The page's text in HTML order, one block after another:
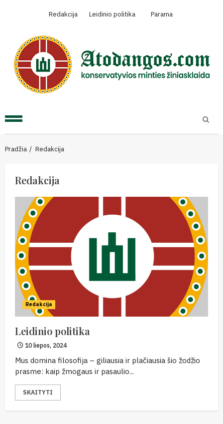
Redakcija Leidinio politika Parama
Primary
Pradžia Redakcija
Redakcija
Redakcija
Leidinio politika
10 liepos, 2024
Mus domina filosofija – giliausia ir plačiausia šio žodžio
prasme: kaip žmogaus ir pasaulio...
SKAITYTI